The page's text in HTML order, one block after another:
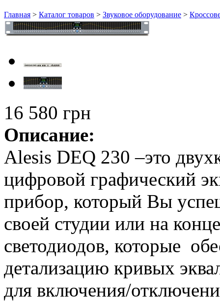
Главная > Каталог товаров > Звуковое оборудование >
16 580 грн
Описание:
Alesis DEQ 230 –это
цифровой графический
прибор, который Вы
своей студии или на
светодиодов, которые
детализацию кривых
для включения/